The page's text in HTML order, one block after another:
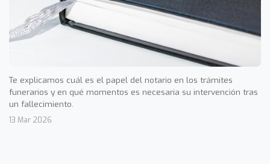
Te explicamos cuál es el papel del notario en los trámites
funerarios y en qué momentos es necesaria su intervención tras
un fallecimiento.
13 Mar 2026